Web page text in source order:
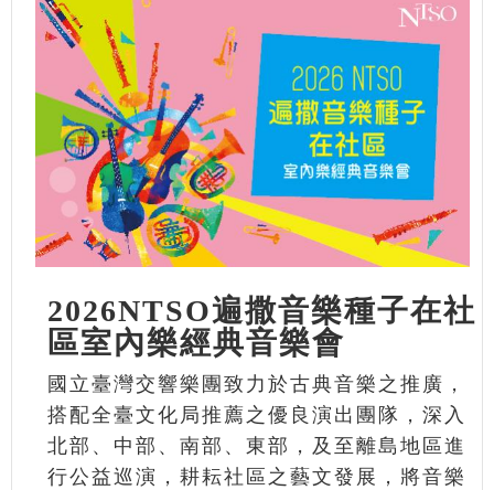
2026NTSO遍撒音樂種子在社
區室內樂經典音樂會
國立臺灣交響樂團致力於古典音樂之推廣，
搭配全臺文化局推薦之優良演出團隊，深入
北部、中部、南部、東部，及至離島地區進
行公益巡演，耕耘社區之藝文發展，將音樂